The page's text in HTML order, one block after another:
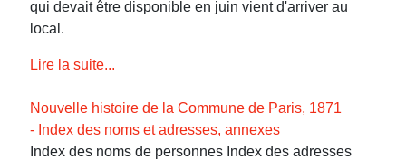
qui devait être disponible en juin vient d'arriver au
local.
Lire la suite...
Nouvelle histoire de la Commune de Paris, 1871
- Index des noms et adresses, annexes
Index des noms de personnes Index des adresses